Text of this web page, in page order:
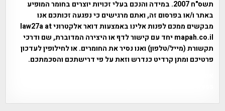
תשס"ח 2007. במידה והנכם בעלי זכויות יוצרים בחומר המופיע
באתר ו/או בפרסום זה, ואתם מרגישים כי נפגעה זכותכם אנו
מבקשים ממכם לפנות אלינו באמצעות דואר אלקטרוני law27a at
mapah.co.il יחד עם קישור לדף או היצירה המדוברת, שם ודרכי
תקשורת (מייל/טלפון) ואנו נסיר את החומרים. או לחילופין לעדכון
פרטיכם ומתן קרדיט כנדרש וזאת על פי דרישתכם והסכמתכם.